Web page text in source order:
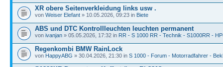
XR obere Seitenverkleidung links usw .
von Weiser Elefant » 10.05.2026, 09:23 in Biete
ABS und DTC Kontrollleuchten leuchten permanent
von ivanjan » 05.05.2026, 17:32 in RR - S 1000 RR - Technik - S1000RR -
Regenkombi BMW RainLock
von HappyABG » 30.04.2026, 21:30 in S 1000 - Forum - Motorradfahrer -